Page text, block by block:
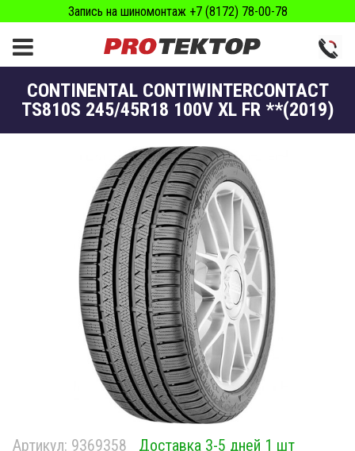
Запись на шиномонтаж +7 (8172) 78-00-78
CONTINENTAL CONTIWINTERCONTACT
TS810S 245/45R18 100V XL FR **(2019)
Артикул: 9369358 Доставка 3-5 дней 1 шт